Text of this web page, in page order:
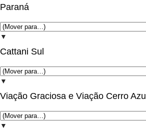
Paraná
▼
Cattani Sul
▼
Viação Graciosa e Viação Cerro Azul
▼